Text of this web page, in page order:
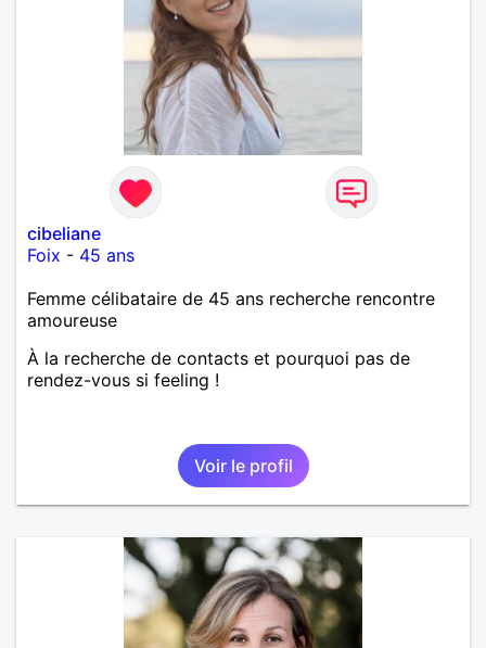
cibeliane
Foix - 45 ans
Femme célibataire de 45 ans recherche rencontre
amoureuse
À la recherche de contacts et pourquoi pas de
rendez-vous si feeling !
Voir le profil